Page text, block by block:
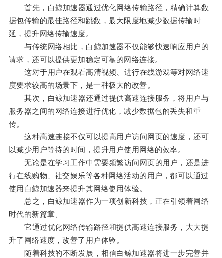
首先，白鲸加速器通过优化网络传输路径，精确计算数
据包传输的最佳路径和跳数，最大限度地减少数据传输时
延，提升网络传输速度。
与传统网络相比，白鲸加速器不仅能够快速响应用户的
请求，还可以提供更加稳定可靠的网络连接。
这对于用户在观看高清视频、进行在线游戏等对网络速
度要求较高的场景下，是一种极大的改善。
其次，白鲸加速器还通过提供高速连接服务，将用户与
服务器之间的网络连接进行优化，减少数据包的丢失和重
传。
这种高速连接不仅可以提高用户访问网页的速度，还可
以减少用户等待的时间，提升用户使用网络的效率。
无论是在学习工作中需要频繁访问网页的用户，还是进
行在线购物、社交娱乐等各种网络活动的用户，都可以通过
使用白鲸加速器来提升其网络使用体验。
总之，白鲸加速器作为一项创新科技，正在引领着网络
时代的新篇章。
它通过优化网络传输路径和提供高速连接服务，大大提
升了网络速度，改善了用户体验。
随着科技的不断发展，相信白鲸加速器将进一步完善并